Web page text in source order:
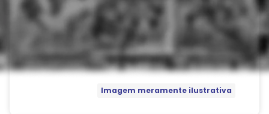
Imagem meramente ilustrativa